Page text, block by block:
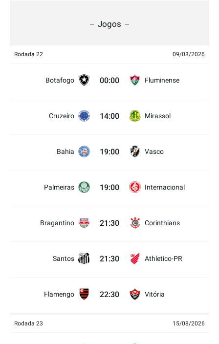
Jogos
Rodada 22 09/08/2026
Botafogo 00:00 Fluminense
Cruzeiro 14:00 Mirassol
Bahia 19:00 Vasco
Palmeiras 19:00 Internacional
Bragantino 21:30 Corinthians
Santos 21:30 Athletico-PR
Flamengo 22:30 Vitória
Rodada 23 15/08/2026